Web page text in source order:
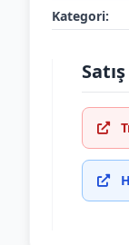
Kategori: